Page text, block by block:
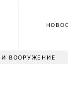
ВООРУЖЕНИЕ